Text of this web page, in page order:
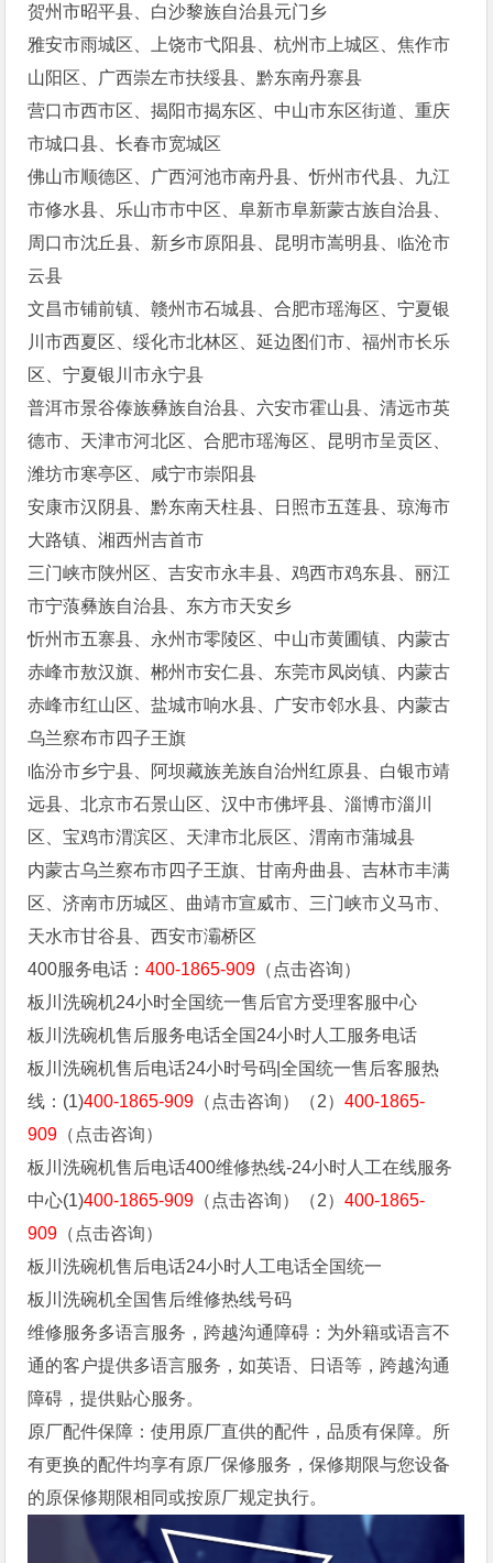
贺州市昭平县、白沙黎族自治县元门乡
雅安市雨城区、上饶市弋阳县、杭州市上城区、焦作市
山阳区、广西崇左市扶绥县、黔东南丹寨县
营口市西市区、揭阳市揭东区、中山市东区街道、重庆
市城口县、长春市宽城区
佛山市顺德区、广西河池市南丹县、忻州市代县、九江
市修水县、乐山市市中区、阜新市阜新蒙古族自治县、
周口市沈丘县、新乡市原阳县、昆明市嵩明县、临沧市
云县
文昌市铺前镇、赣州市石城县、合肥市瑶海区、宁夏银
川市西夏区、绥化市北林区、延边图们市、福州市长乐
区、宁夏银川市永宁县
普洱市景谷傣族彝族自治县、六安市霍山县、清远市英
德市、天津市河北区、合肥市瑶海区、昆明市呈贡区、
潍坊市寒亭区、咸宁市崇阳县
安康市汉阴县、黔东南天柱县、日照市五莲县、琼海市
大路镇、湘西州吉首市
三门峡市陕州区、吉安市永丰县、鸡西市鸡东县、丽江
市宁蒗彝族自治县、东方市天安乡
忻州市五寨县、永州市零陵区、中山市黄圃镇、内蒙古
赤峰市敖汉旗、郴州市安仁县、东莞市凤岗镇、内蒙古
赤峰市红山区、盐城市响水县、广安市邻水县、内蒙古
乌兰察布市四子王旗
临汾市乡宁县、阿坝藏族羌族自治州红原县、白银市靖
远县、北京市石景山区、汉中市佛坪县、淄博市淄川
区、宝鸡市渭滨区、天津市北辰区、渭南市蒲城县
内蒙古乌兰察布市四子王旗、甘南舟曲县、吉林市丰满
区、济南市历城区、曲靖市宣威市、三门峡市义马市、
天水市甘谷县、西安市灞桥区
400服务电话：400-1865-909 （点击咨询）
板川洗碗机24小时全国统一售后官方受理客服中心
板川洗碗机售后服务电话全国24小时人工服务电话
板川洗碗机售后电话24小时号码|全国统一售后客服热
线：(1)400-1865-909 （点击咨询）（2）400-1865-
909 （点击咨询）
板川洗碗机售后电话400维修热线-24小时人工在线服务
中心(1)400-1865-909 （点击咨询）（2）400-1865-
909 （点击咨询）
板川洗碗机售后电话24小时人工电话全国统一
板川洗碗机全国售后维修热线号码
维修服务多语言服务，跨越沟通障碍：为外籍或语言不
通的客户提供多语言服务，如英语、日语等，跨越沟通
障碍，提供贴心服务。
原厂配件保障：使用原厂直供的配件，品质有保障。所
有更换的配件均享有原厂保修服务，保修期限与您设备
的原保修期限相同或按原厂规定执行。